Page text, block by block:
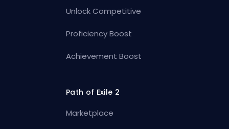
Unlock Competitive
Proficiency Boost
Achievement Boost
Path of Exile 2
Marketplace